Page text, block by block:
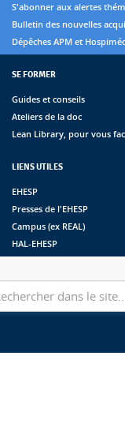
S'abonner aux alertes
Bulletin des nouvelles
Dépêches APM et
SE FORMER
Guides et conseils
Ateliers de la doc
Lean Library, pour vous
LIENS UTILES
EHESP
Presses de l'EHESP
Campus (ex REAL)
HAL-EHESP
Suivez les